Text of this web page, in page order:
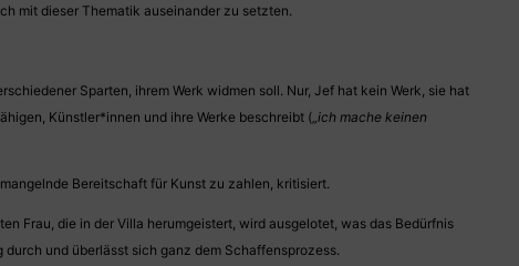
mit dieser Thematik auseinander zu setzten.
Sparten, ihrem Werk widmen soll. Nur, Jef hat kein Werk, sie hat
Künstler*innen und ihre Werke beschreibt („ ich mache keinen
Bereitschaft für Kunst zu zahlen, kritisiert.
Frau, die in der Villa herumgeistert, wird ausgelotet, was das Bedürfnis
und überlässt sich ganz dem Schaffensprozess.